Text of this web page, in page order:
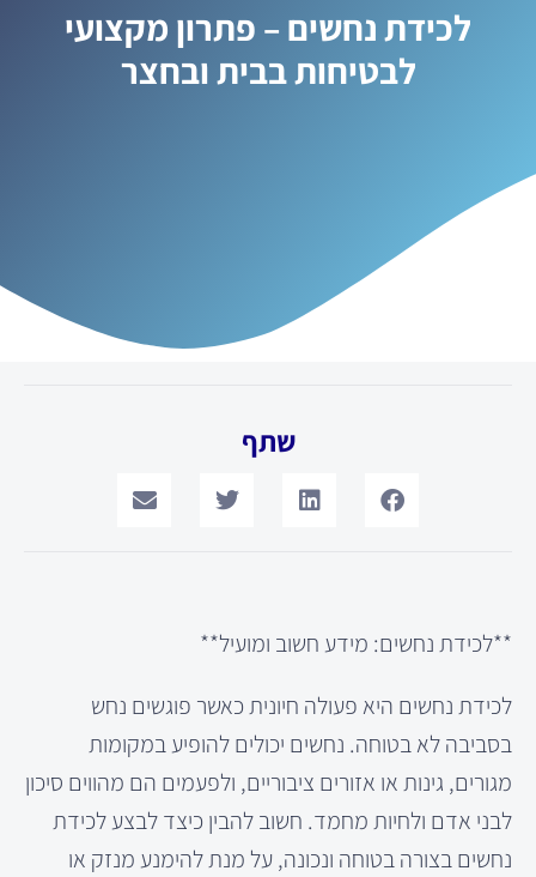
לכידת נחשים – פתרון מקצועי
לבטיחות בבית ובחצר
שתף
**לכידת נחשים: מידע חשוב ומועיל**
לכידת נחשים היא פעולה חיונית כאשר פוגשים נחש
בסביבה לא בטוחה. נחשים יכולים להופיע במקומות
מגורים, גינות או אזורים ציבוריים, ולפעמים הם מהווים סיכון
לבני אדם ולחיות מחמד. חשוב להבין כיצד לבצע לכידת
נחשים בצורה בטוחה ונכונה, על מנת להימנע מנזק או